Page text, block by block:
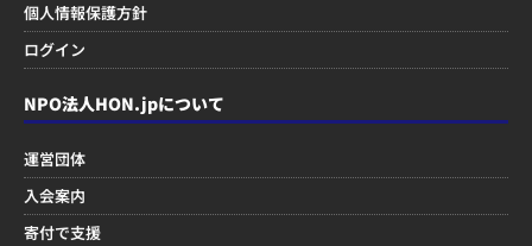
個人情報保護方針
ログイン
NPO法人HON.jpについて
運営団体
入会案内
寄付で支援